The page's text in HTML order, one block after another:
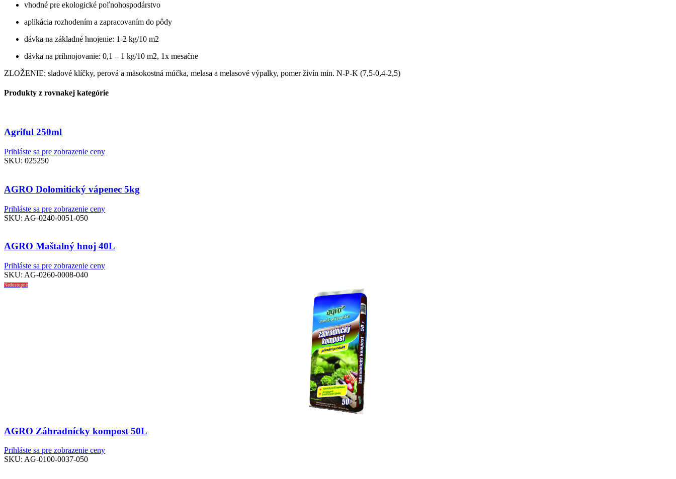
vhodné pre ekologické poľnohospodárstvo
aplikácia rozhodením a zapracovaním do pôdy
dávka na základné hnojenie: 1-2 kg/10 m2
dávka na prihnojovanie: 0,1 – 1 kg/10 m2, 1x mesačne
ZLOŽENIE: sladové klíčky, perová a mäsokostná múčka, melasa a melasové výpalky, pomer živín min. N-P-K (7,5-0,4-2,5)
Produkty z rovnakej kategórie
Agriful 250ml
Prihláste sa pre zobrazenie ceny
SKU: 025250
AGRO Dolomitický vápenec 5kg
Prihláste sa pre zobrazenie ceny
SKU: AG-0240-0051-050
AGRO Maštalný hnoj 40L
Prihláste sa pre zobrazenie ceny
SKU: AG-0260-0008-040
Nedostupné
AGRO Záhradnícky kompost 50L
Prihláste sa pre zobrazenie ceny
SKU: AG-0100-0037-050